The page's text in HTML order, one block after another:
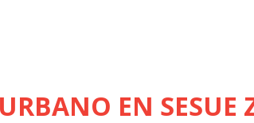
EN